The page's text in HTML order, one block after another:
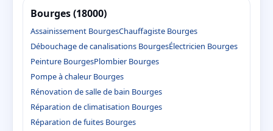
Bourges (18000)
Assainissement BourgesChauffagiste Bourges
Débouchage de canalisations BourgesÉlectricien Bourges
Peinture BourgesPlombier Bourges
Pompe à chaleur Bourges
Rénovation de salle de bain Bourges
Réparation de climatisation Bourges
Réparation de fuites Bourges